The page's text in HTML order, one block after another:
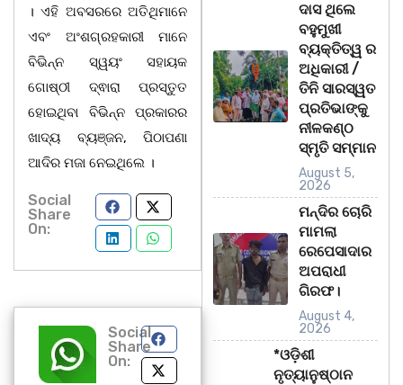
। ଏହି ଅବସରରେ ଅତିଥିମାନେ
ଏବଂ ଅଂଶଗ୍ରହକାରୀ ମାନେ
ବିଭିନ୍ନ ସ୍ୱୟଂ ସହାୟକ
ଗୋଷ୍ଠୀ ଦ୍ଵାରା ପ୍ରସ୍ତୁତ
ହୋଇଥିବା ବିଭିନ୍ନ ପ୍ରକାରର
ଖାଦ୍ୟ ବ୍ୟଞ୍ଜନ, ପିଠାପଣା
ଆଦିର ମଜା ନେଇଥିଲେ ।
Social
Share
On:
Social
Share
On:
ଦାସ ଥିଲେ
ବହୁମୁଖୀ
ବ୍ୟକ୍ତିତ୍ୱ ର
ଅଧିକାରୀ /
ତିନି ସାରସ୍ୱତ
ପ୍ରତିଭାଙ୍କୁ
ନୀଳକଣ୍ଠ
ସ୍ମୃତି ସମ୍ମାନ
August 5,
2026
ମନ୍ଦିର ଚୋରି
ମାମଲା
ରେପେସାଦାର
ଅପରାଧୀ
ଗିରଫ।
August 4,
2026
*ଓଡ଼ିଶୀ
ନୃତ୍ୟାନୁଷ୍ଠାନ